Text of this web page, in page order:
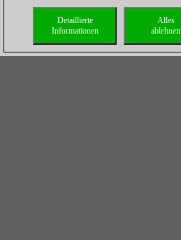
Alles
ablehnen
Detaillierte
Informationen